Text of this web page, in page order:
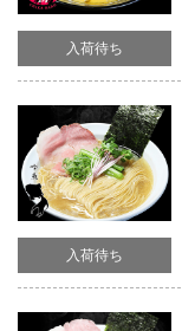
入荷待ち
入荷待ち